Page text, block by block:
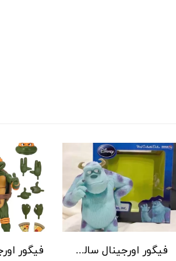
فیگور اورجینال سالیوان دیزنی